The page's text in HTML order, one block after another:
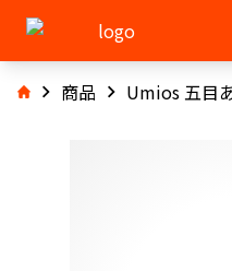
商品 Umios 五目